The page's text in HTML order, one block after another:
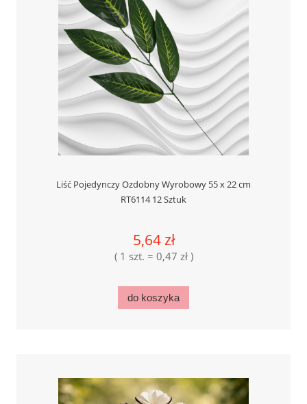
Liść Pojedynczy Ozdobny Wyrobowy 55 x 22 cm
RT6114 12 Sztuk
5,64 zł
( 1 szt. = 0,47 zł )
do koszyka